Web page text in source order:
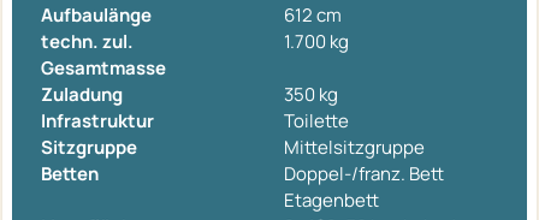
Aufbaulänge
612 cm
techn. zul.
Gesamtmasse
1.700 kg
Zuladung
350 kg
Infrastruktur
Toilette
Sitzgruppe
Mittelsitzgruppe
Betten
Doppel-/franz. Bett
Etagenbett